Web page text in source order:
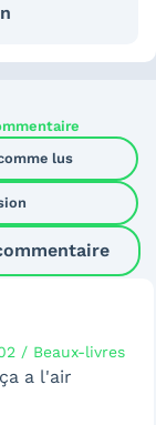
lus
/ Beaux-livres
a l'air